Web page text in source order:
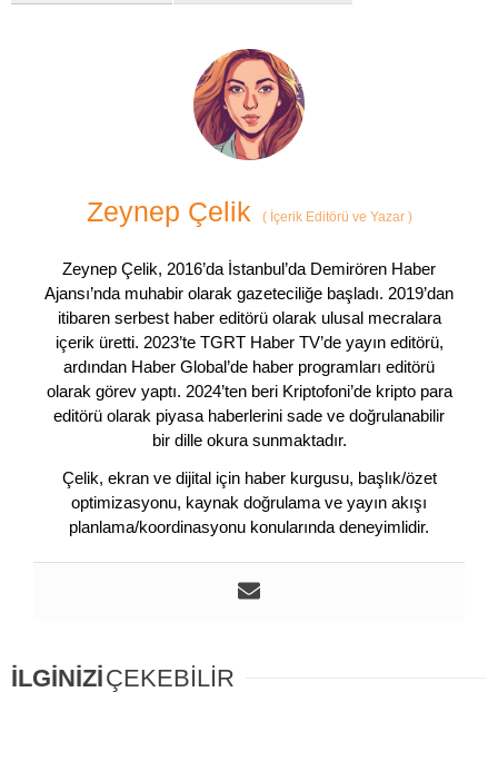
Zeynep Çelik (İçerik Editörü ve Yazar )
Zeynep Çelik, 2016’da İstanbul’da Demirören Haber
Ajansı’nda muhabir olarak gazeteciliğe başladı. 2019’dan
itibaren serbest haber editörü olarak ulusal mecralara
içerik üretti. 2023’te TGRT Haber TV’de yayın editörü,
ardından Haber Global’de haber programları editörü
olarak görev yaptı. 2024’ten beri Kriptofoni’de kripto para
editörü olarak piyasa haberlerini sade ve doğrulanabilir
bir dille okura sunmaktadır.
Çelik, ekran ve dijital için haber kurgusu, başlık/özet
optimizasyonu, kaynak doğrulama ve yayın akışı
planlama/koordinasyonu konularında deneyimlidir.
İLGİNİZİÇEKEBİLİR